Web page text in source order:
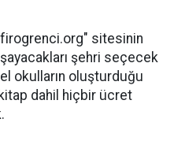
sitesinin
şehri seçecek
okulların oluşturduğu
dahil hiçbir ücret